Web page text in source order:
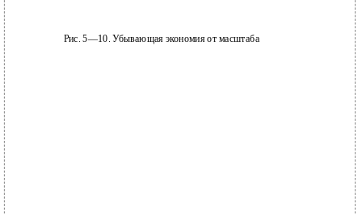
Рис. 5—10. Убывающая экономия от масштаба